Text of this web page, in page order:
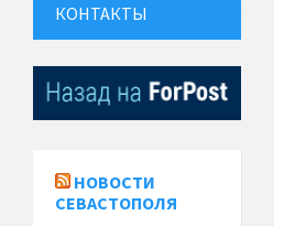
КОНТАКТЫ
НОВОСТИ
СЕВАСТОПОЛЯ